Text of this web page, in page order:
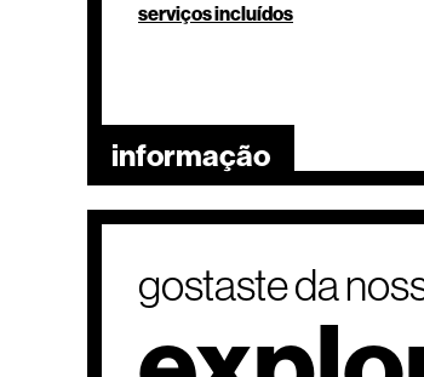
serviços incluídos
informação
gostaste da